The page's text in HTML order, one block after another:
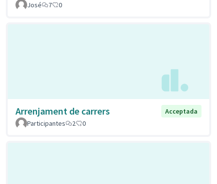
José 7 0
Arrenjament de carrers
Acceptada
Participantes
2 0